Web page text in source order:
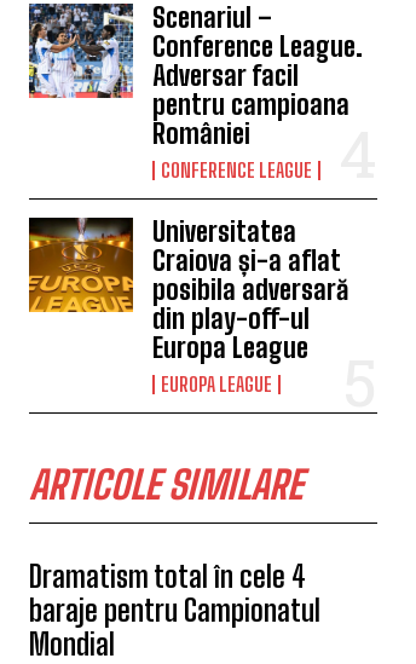
Scenariul –
Conference League.
Adversar facil
pentru campioana
României
CONFERENCE LEAGUE
Universitatea
Craiova și-a aflat
posibila adversară
din play-off-ul
Europa League
EUROPA LEAGUE
ARTICOLE SIMILARE
Dramatism total în cele 4
baraje pentru Campionatul
Mondial